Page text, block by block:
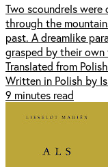
Two scoundrels
through the
past. A dreamlike
grasped by their own
Translated from
Written in Polish by
9 minutes read